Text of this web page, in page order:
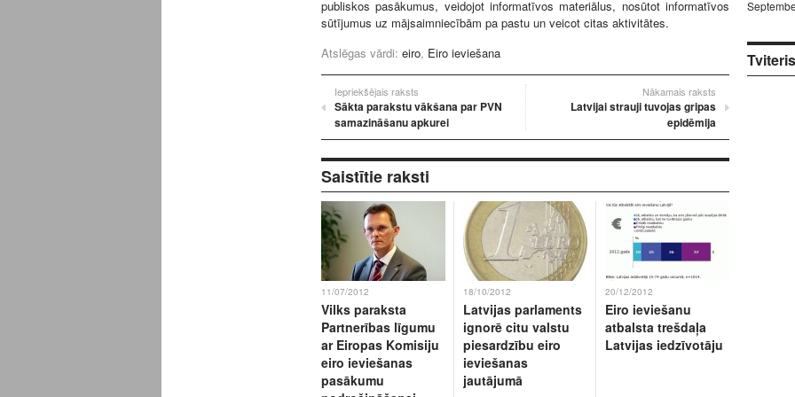
publiskos pasākumus, veidojot informatīvos materiālus, nosūtot informatīvos
sūtījumus uz mājsaimniecībām pa pastu un veicot citas aktivitātes.
Atslēgas vārdi: eiro, Eiro ieviešana
Iepriekšējais raksts
Sākta parakstu vākšana par PVN
samazināšanu apkurei
Nākamais raksts
Latvijai strauji tuvojas gripas
epidēmija
Saistītie raksti
11/07/2012
Vilks paraksta
Partnerības līgumu
ar Eiropas Komisiju
eiro ieviešanas
pasākumu
18/10/2012
Latvijas parlaments
ignorē citu valstu
piesardzību eiro
ieviešanas
jautājumā
20/12/2012
Eiro ieviešanu
atbalsta trešdaļa
Latvijas iedzīvotāju
Tviteris